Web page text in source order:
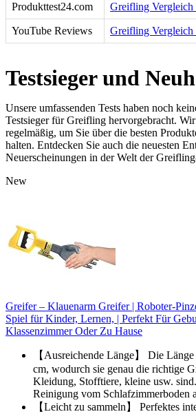
Produkttest24.com Greifling Vergleich
YouTube Reviews Greifling Vergleich
Testsieger und
Unsere umfassenden Tests haben noch
Testsieger für Greifling hervorgebracht.
regelmäßig, um Sie über die besten
halten. Entdecken Sie auch die neuesten
Neuerscheinungen in der Welt der
New
Greifer – Klauenarm Greifer | Roboter-
Spiel für Kinder, Lernen, | Perfekt Für
Klassenzimmer Oder Zu Hause
【Ausreichende Länge】 Die
cm, wodurch sie genau die richtige
Kleidung, Stofftiere, kleine usw.
Reinigung vom Schlafzimmerboden
【Leicht zu sammeln】 Perfektes